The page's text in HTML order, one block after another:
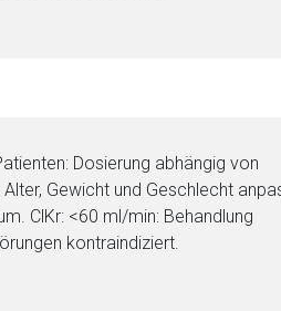
Dosierung abhängig von
Gewicht und Geschlecht
ClKr: <60 ml/min: Behandlung
kontraindiziert.